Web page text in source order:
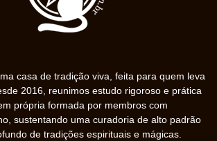
casa de tradição viva, feita para quem leva
2016, reunimos estudo rigoroso e prática
própria formada por membros com
sustentando uma curadoria de alto padrão
de tradições espirituais e mágicas.